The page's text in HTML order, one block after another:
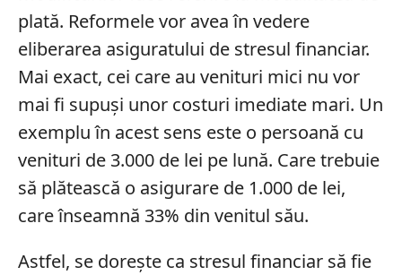
plată. Reformele vor avea în vedere
eliberarea asiguratului de stresul financiar.
Mai exact, cei care au venituri mici nu vor
mai fi supuși unor costuri imediate mari. Un
exemplu în acest sens este o persoană cu
venituri de 3.000 de lei pe lună. Care trebuie
să plătească o asigurare de 1.000 de lei,
care înseamnă 33% din venitul său.
Astfel, se dorește ca stresul financiar să fie